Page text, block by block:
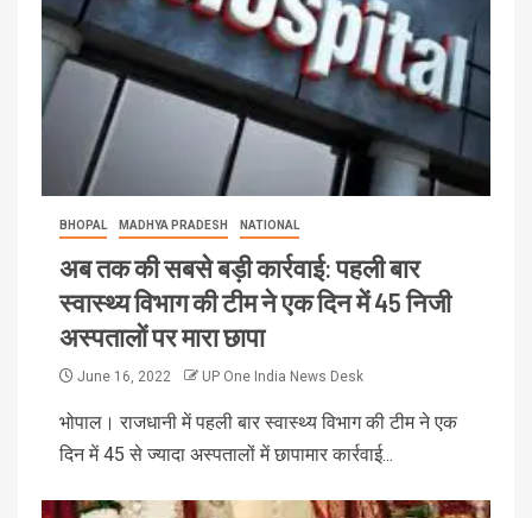
BHOPAL MADHYA PRADESH NATIONAL
अब तक की सबसे बड़ी कार्रवाई: पहली बार
स्वास्थ्य विभाग की टीम ने एक दिन में 45 निजी
अस्पतालों पर मारा छापा
June 16, 2022 UP One India News Desk
भोपाल। राजधानी में पहली बार स्वास्थ्य विभाग की टीम ने एक
दिन में 45 से ज्यादा अस्पतालों में छापामार कार्रवाई...